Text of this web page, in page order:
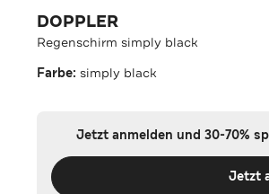
DOPPLER
Regenschirm simply black
Farbe: simply black
Jetzt anmelden und 30-70%
Jetzt